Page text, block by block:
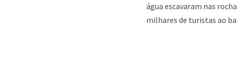
água escavaram nas
milhares de turistas ao